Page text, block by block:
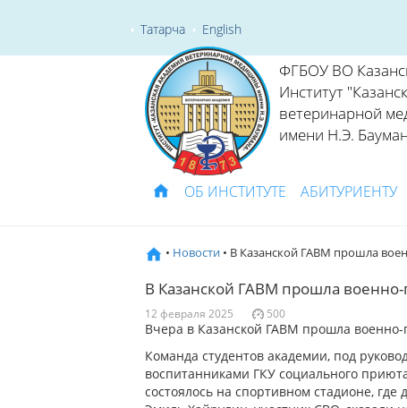
Татарча English
ФГБОУ ВО
Институт
ветеринарной
имени Н.Э.
ОБ ИНСТИТУТЕ АБИТУРИЕНТУ
• Новости • В Казанской ГАВМ прошла
В Казанской ГАВМ прошла военно-
12 февраля 2025 500
Вчера в Казанской ГАВМ прошла военно-
Команда студентов академии, под
воспитанниками ГКУ социального
состоялось на спортивном стадионе,